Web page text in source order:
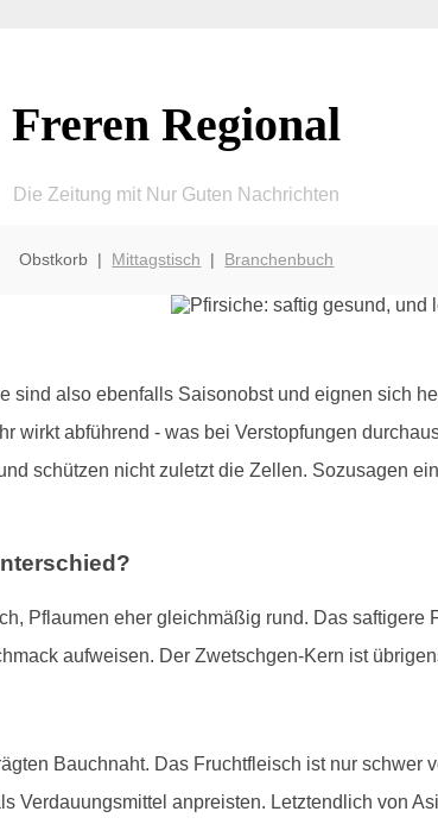
Freren Regional
Die Zeitung mit Nur Guten Nachrichten
Obstkorb | Mittagstisch | Branchenbuch
sind also ebenfalls Saisonobst und eignen sich
wirkt abführend - was bei Verstopfungen
schützen nicht zuletzt die Zellen. Sozusagen
Pflaumen eher gleichmäßig rund. Das saftigere
aufweisen. Der Zwetschgen-Kern ist
Bauchnaht. Das Fruchtfleisch ist nur schwer
Verdauungsmittel anpreisten. Letztendlich von